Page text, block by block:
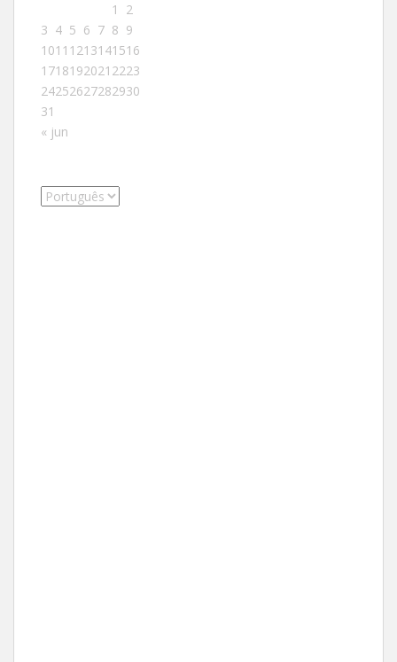
1
2
3 4 5 6 7 8 9
1011 1213141516
1718192021 2223
24252627282930
31
« jun
Escolha